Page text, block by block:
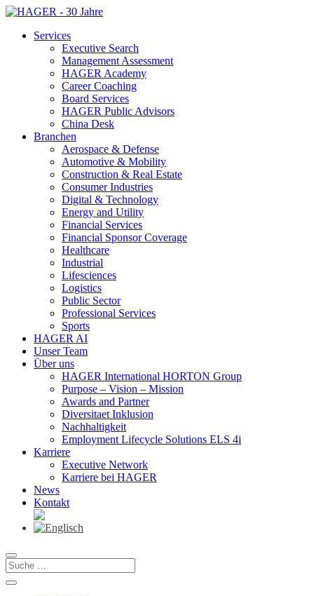
Services
Executive Search
Management Assessment
HAGER Academy
Career Coaching
Board Services
HAGER Public Advisors
China Desk
Branchen
Aerospace & Defense
Automotive & Mobility
Construction & Real Estate
Consumer Industries
Digital & Technology
Energy and Utility
Financial Services
Financial Sponsor Coverage
Healthcare
Industrial
Lifesciences
Logistics
Public Sector
Professional Services
Sports
HAGER AI
Unser Team
Über uns
HAGER International HORTON Group
Purpose – Vision – Mission
Awards and Partner
Diversitaet Inklusion
Nachhaltigkeit
Employment Lifecycle Solutions ELS 4i
Karriere
Executive Network
Karriere bei HAGER
News
Kontakt